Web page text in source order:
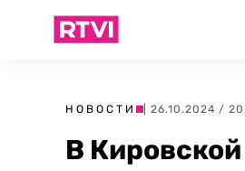
НОВОСТИ | 26.10.2024 /
В